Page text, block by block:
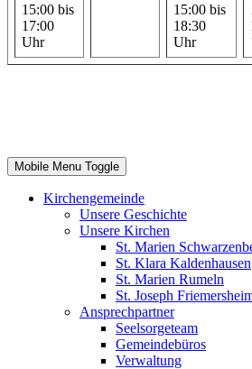
15:00 bis
17:00
Uhr
15:00 bis
18:30
Uhr
Mobile Menu Toggle
Kirchengemeinde
Unsere Geschichte
Unsere Kirchen
St. Marien
St. Klara Kaldenhausen
St. Marien Rumeln
St. Joseph
Ansprechpartner
Seelsorgeteam
Gemeindebüros
Verwaltung